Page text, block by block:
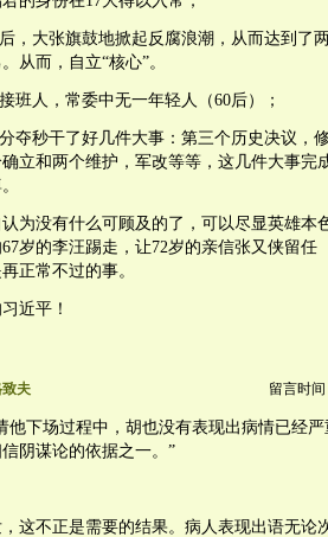
，大张旗鼓地掀起反腐浪潮，从而达到了
从而，自立“核心”。
班人，常委中无一年轻人（60后）；
夺秒干了好几件大事：第三个历史决议，
立和两个维护，军改等等，这几件大事完
为没有什么可顾及的了，可以尽显英雄本
岁的李汪踢走，让72岁的亲信张又侠留任
正常不过的事。
近平！
夫 留言时间
他下场过程中，胡也没有表现出病情已经
阴谋论的依据之一。”
这不正是需要的结果。病人表现出语无论